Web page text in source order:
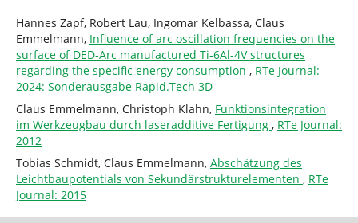
Hannes Zapf, Robert Lau, Ingomar Kelbassa, Claus
Emmelmann, Influence of arc oscillation frequencies on the
surface of DED-Arc manufactured Ti-6Al-4V structures
regarding the specific energy consumption , RTe Journal:
2024: Sonderausgabe Rapid.Tech 3D
Claus Emmelmann, Christoph Klahn, Funktionsintegration
im Werkzeugbau durch laseradditive Fertigung , RTe Journal:
2012
Tobias Schmidt, Claus Emmelmann, Abschätzung des
Leichtbaupotentials von Sekundärstrukturelementen , RTe
Journal: 2015